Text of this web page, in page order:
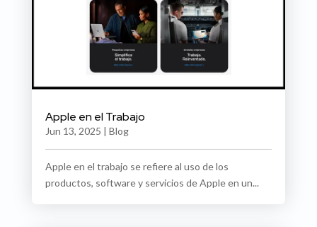
Apple en el Trabajo
Jun 13, 2025 | Blog
Apple en el trabajo se refiere al uso de los
productos, software y servicios de Apple en un...